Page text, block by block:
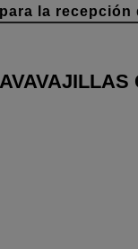
la recepción